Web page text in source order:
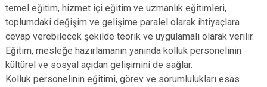
temel eğitim, hizmet içi eğitim ve uzmanlık eğitimleri,
toplumdaki değişim ve gelişime paralel olarak ihtiyaçlara
cevap verebilecek şekilde teorik ve uygulamalı olarak verilir.
Eğitim, mesleğe hazırlamanın yanında kolluk personelinin
kültürel ve sosyal açıdan gelişimini de sağlar.
Kolluk personelinin eğitimi, görev ve sorumlulukları esas